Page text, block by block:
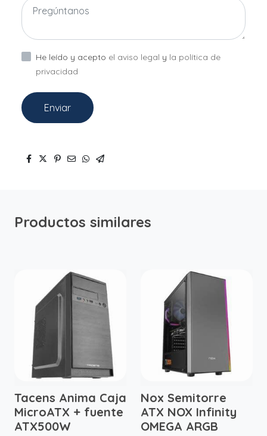
He leído y acepto el aviso legal y la política de
privacidad
Enviar
Productos similares
Tacens Anima Caja
MicroATX + fuente
ATX500W
Nox Semitorre
ATX NOX Infinity
OMEGA ARGB